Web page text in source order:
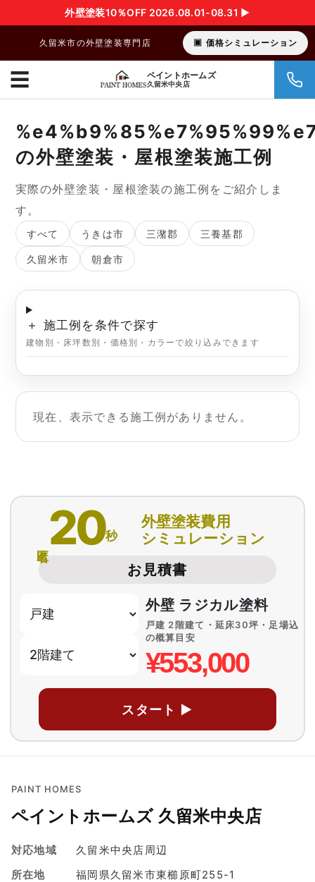
外壁塗装10％OFF 2026.08.01-08.31 ▶︎
久留米市の外壁塗装専門店 価格シミュレーション
ペイントホームズ
久留米中央店
☰
の外壁塗装・屋根塗装施工例
実際の外壁塗装・屋根塗装の施工例をご紹介しま
す。
すべて うきは市 三潴郡 三養基郡
久留米市 朝倉市
＋ 施工例を条件で探す
建物別・床坪数別・価格別・カラーで絞り込みできます
現在、表示できる施工例がありません。
20秒
外壁塗装費用
シミュレーション
お見積書
外壁 ラジカル塗料
戸建 2階建て・延床30坪・足場込
の概算目安
¥553,000
スタート ▶
PAINT HOMES
ペイントホームズ 久留米中央店
対応地域
久留米中央店周辺
所在地
福岡県久留米市東櫛原町255-1